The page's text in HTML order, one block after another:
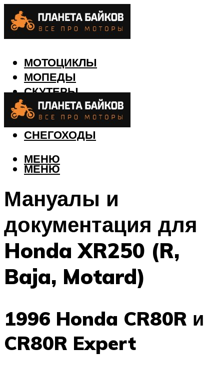
МОТОЦИКЛЫ
МОПЕДЫ
СКУТЕРЫ
КВАДРОЦИКЛЫ
ЛОДКИ
СНЕГОХОДЫ
МЕНЮ
МЕНЮ
Мануалы и
документация для
Honda XR250 (R,
Baja, Motard)
1996 Honda CR80R и
CR80R Expert